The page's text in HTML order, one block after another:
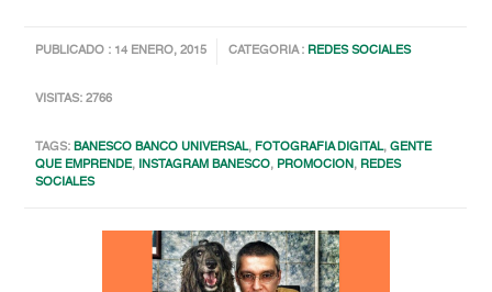
PUBLICADO : 14 ENERO, 2015 CATEGORIA : REDES SOCIALES
VISITAS: 2766
TAGS:BANESCO BANCO UNIVERSAL, FOTOGRAFIA DIGITAL,GENTE
QUE EMPRENDE, INSTAGRAM BANESCO, PROMOCION, REDES
SOCIALES